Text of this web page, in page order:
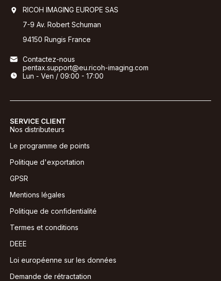
RICOH IMAGING EUROPE SAS
7-9 Av. Robert Schuman
94150 Rungis France
Contactez-nous
pentax.support@eu.ricoh-imaging.com
Lun - Ven / 09:00 - 17:00
SERVICE CLIENT
Nos distributeurs
Le programme de points
Politique d'exportation
GPSR
Mentions légales
Politique de confidentialité
Termes et conditions
DEEE
Loi européenne sur les données
Demande de rétractation